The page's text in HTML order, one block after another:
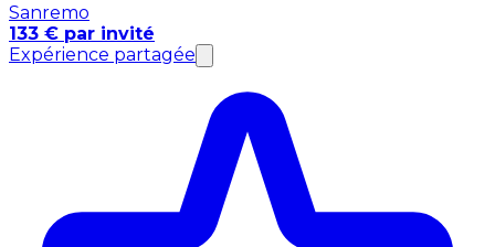
Sanremo
133 € par invité
Expérience partagée